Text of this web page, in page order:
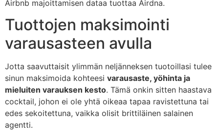
Airbnb majoittamisen dataa tuottaa Airdna.
Tuottojen maksimointi
varausasteen avulla
Jotta saavuttaisit ylimmän neljänneksen tuotoillasi tulee
sinun maksimoida kohteesi varausaste, yöhinta ja
mieluiten varauksen kesto. Tämä onkin sitten haastava
cocktail, johon ei ole yhtä oikeaa tapaa ravistettuna tai
edes sekoitettuna, vaikka olisit brittiläinen salainen
agentti.